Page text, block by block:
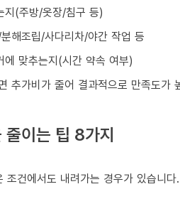
지(주방/옷장/침구 등)
해조립/사다리차/야간 작업 등
에 맞추는지(시간 약속 여부)
추가비가 줄어 결과적으로 만족도가
이는 팁 8가지
조건에서도 내려가는 경우가 있습니다.